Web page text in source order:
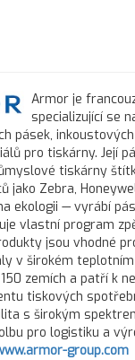
Armor je
specializující se
pásek,
pro tiskárny. Její
tiskárny
jako Zebra,
ekologii — vyrábí
vlastní program
jsou vhodné
v širokém
zemích a patří k
tiskových
s širokým
pro logistiku a
group.com